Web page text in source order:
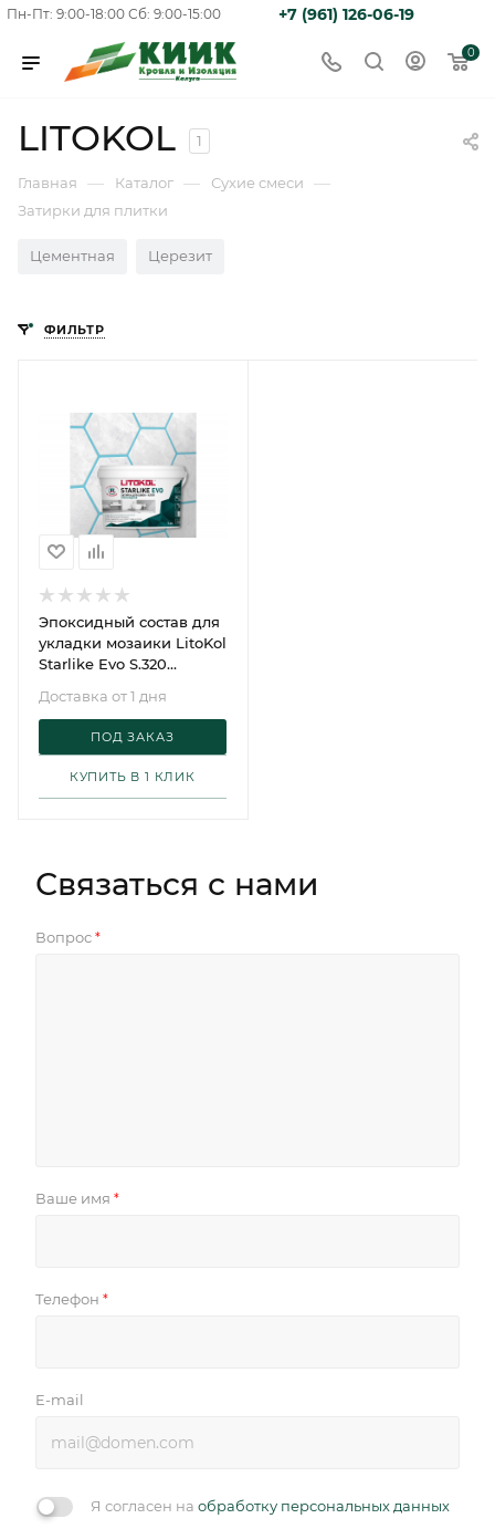
Пн-Пт: 9:00-18:00 Сб: 9:00-15:00 +7 (961) 126-06-19
0
LITOKOL 1
Главная — Каталог — Сухие смеси —
Затирки для плитки
Цементная Церезит
ФИЛЬТР
Эпоксидный состав для
укладки мозаики LitoKol
Starlike Evo S.320
Доставка от 1 дня
ПОД ЗАКАЗ
КУПИТЬ В 1 КЛИК
Связаться с нами
Вопрос *
Ваше имя *
Телефон *
E-mail
Я согласен на обработку персональных данных